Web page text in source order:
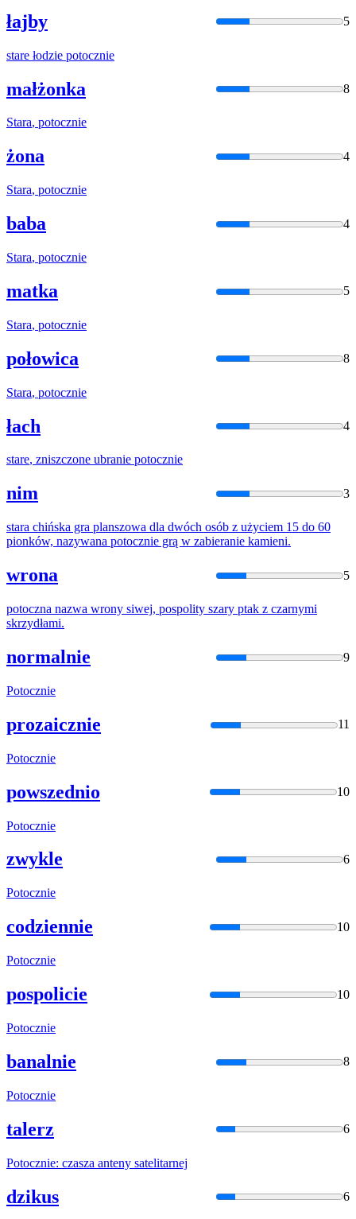
łajby 5
stare łodzie potocznie
małżonka 8
Stara, potocznie
żona 4
Stara, potocznie
baba 4
Stara, potocznie
matka 5
Stara, potocznie
połowica 8
Stara, potocznie
łach 4
stare, zniszczone ubranie potocznie
nim 3
stara chińska gra planszowa dla dwóch osób z użyciem 15 do 60
pionków, nazywana potocznie grą w zabieranie kamieni.
wrona 5
potoczna nazwa wrony siwej, pospolity szary ptak z czarnymi
skrzydłami.
normalnie 9
Potocznie
prozaicznie 11
Potocznie
powszednio 10
Potocznie
zwykle 6
Potocznie
codziennie 10
Potocznie
pospolicie 10
Potocznie
banalnie 8
Potocznie
talerz 6
Potocznie: czasza anteny satelitarnej
dzikus 6